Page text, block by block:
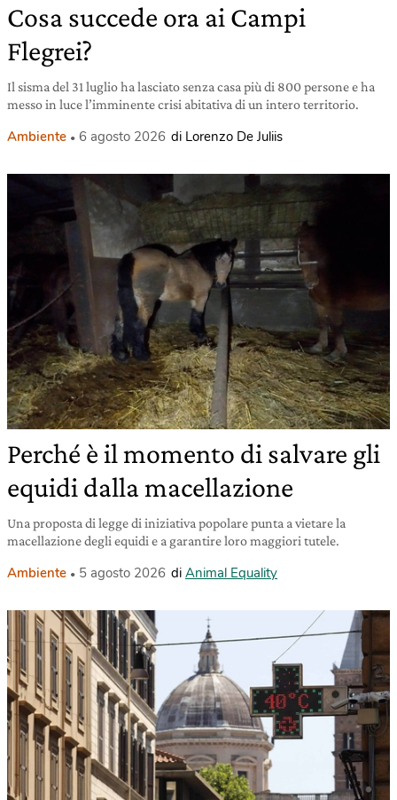
Cosa succede ora ai Campi
Flegrei?
Il sisma del 31 luglio ha lasciato senza casa più di 800 persone e ha
messo in luce l’imminente crisi abitativa di un intero territorio.
Ambiente 6 agosto 2026 di Lorenzo De Juliis
Perché è il momento di salvare gli
equidi dalla macellazione
Una proposta di legge di iniziativa popolare punta a vietare la
macellazione degli equidi e a garantire loro maggiori tutele.
Ambiente 5 agosto 2026 di Animal Equality